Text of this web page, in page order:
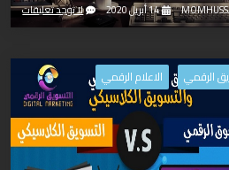
14 أبريل 2020 لا توجد تعليقات
الرقمي الاعلام الرقمي